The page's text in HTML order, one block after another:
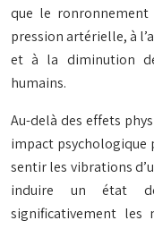
que le
pression artérielle, à
et à la diminution
humains.
Au-delà des effets
impact psychologique
sentir les vibrations
induire un état
significativement les